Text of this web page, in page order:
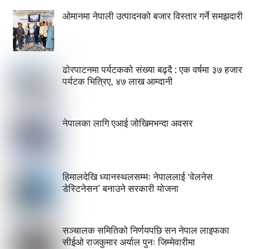
ओमानमा नेपाली उत्पादनको बजार विस्तार गर्ने समझदारी
ढोरपाटनमा पर्यटकको संख्या बढ्दै : एक वर्षमा ३७ हजार
पर्यटक भित्रिए, ४७ लाख आम्दानी
नेपालका लागि एआई जोखिमभन्दा अवसर
हिमालदेखि ध्यानस्थलसम्मः नेपाललाई ‘वेलनेस
डेस्टिनेसन’ बनाउने सरकारी योजना
सञ्चालक समितिको निर्णयपछि सन नेपाल लाइफका
सीईओ राजकुमार अर्याल पुनः जिम्मेवारीमा